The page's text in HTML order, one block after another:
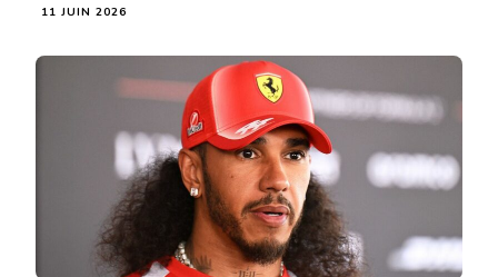
11 JUIN 2026